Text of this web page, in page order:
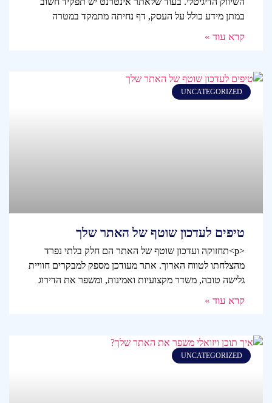
במתן מידע כולל על העסק, דף נחיתה מתמקד במטרה
קרא עוד »
UNCATEGORIZED
טיפים לעדכון שוטף של האתר שלך
<p>תחזוקה ועדכון שוטף של האתר הם חלק בלתי נפרד
מהצלחתו לטווח הארוך. אתר מעודכן מספק למבקרים חוויית
גלישה טובה, משדר מקצועיות ואמינות, ומשפר את הדירוג
קרא עוד »
UNCATEGORIZED